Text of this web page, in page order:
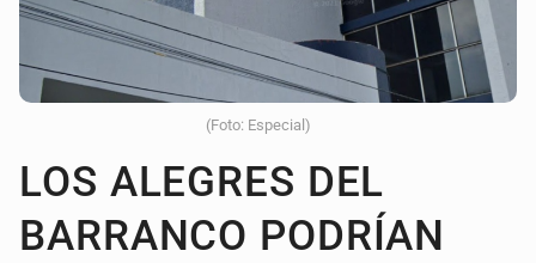
(Foto: Especial)
LOS ALEGRES DEL
BARRANCO PODRÍAN